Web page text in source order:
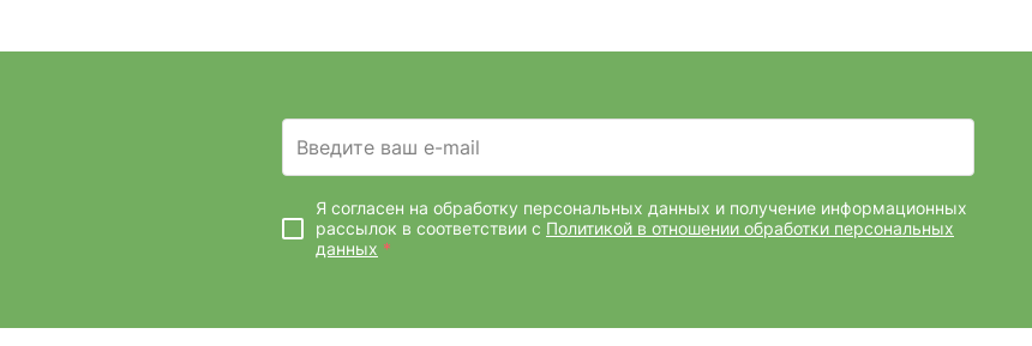
Введите ваш e-mail
Я согласен на обработку персональных данных и получение информационных
рассылок в соответствии с Политикой в отношении обработки персональных
данных *